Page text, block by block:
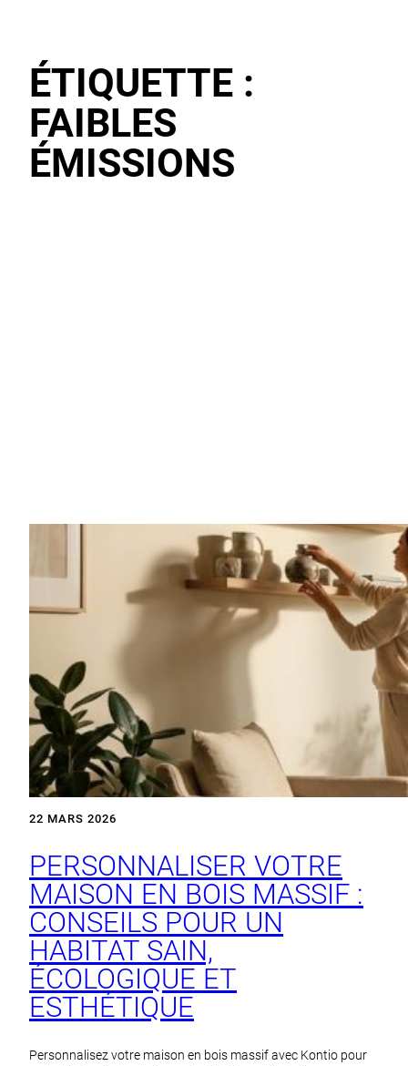
ÉTIQUETTE :
FAIBLES
ÉMISSIONS
22 MARS 2026
PERSONNALISER VOTRE
MAISON EN BOIS MASSIF :
CONSEILS POUR UN
HABITAT SAIN,
ÉCOLOGIQUE ET
ESTHÉTIQUE
Personnalisez votre maison en bois massif avec Kontio pour